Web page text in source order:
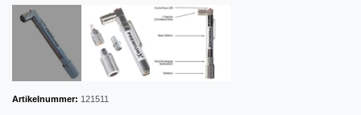
Artikelnummer: 121511